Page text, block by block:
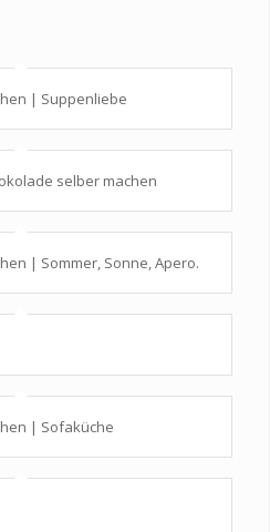
| Suppenliebe
selber machen
| Sommer, Sonne, Apero.
| Sofaküche